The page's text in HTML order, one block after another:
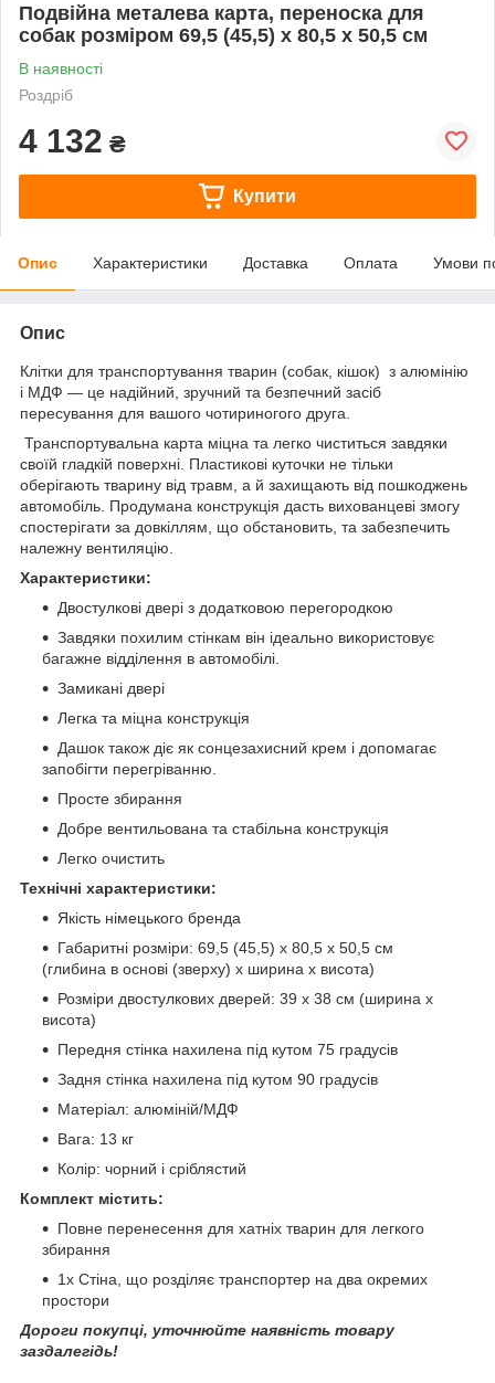
Подвійна металева карта, переноска для
собак розміром 69,5 (45,5) х 80,5 х 50,5 см
В наявності
Роздріб
4 132 ₴
Купити
Опис Характеристики Доставка Оплата Умови
Опис
Клітки для транспортування тварин (собак, кішок) з алюмінію
і МДФ — це надійний, зручний та безпечний засіб
пересування для вашого чотириногого друга.
Транспортувальна карта міцна та легко чиститься завдяки
своїй гладкій поверхні. Пластикові куточки не тільки
оберігають тварину від травм, а й захищають від пошкоджень
автомобіль. Продумана конструкція дасть вихованцеві змогу
спостерігати за довкіллям, що обстановить, та забезпечить
належну вентиляцію.
Характеристики:
Двостулкові двері з додатковою перегородкою
Завдяки похилим стінкам він ідеально використовує
багажне відділення в автомобілі.
Замикані двері
Легка та міцна конструкція
Дашок також діє як сонцезахисний крем і допомагає
запобігти перегріванню.
Просте збирання
Добре вентильована та стабільна конструкція
Легко очистить
Технічні характеристики:
Якість німецького бренда
Габаритні розміри: 69,5 (45,5) х 80,5 х 50,5 см
(глибина в основі (зверху) х ширина х висота)
Розміри двостулкових дверей: 39 х 38 см (ширина х
висота)
Передня стінка нахилена під кутом 75 градусів
Задня стінка нахилена під кутом 90 градусів
Матеріал: алюміній/МДФ
Вага: 13 кг
Колір: чорний і сріблястий
Комплект містить:
Повне перенесення для хатніх тварин для легкого
збирання
1x Стіна, що розділяє транспортер на два окремих
простори
Дороги покупці, уточнюйте наявність товару
заздалегідь!